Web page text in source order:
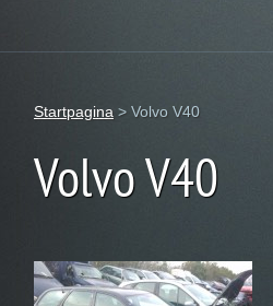
Startpagina > Volvo V40
Volvo V40